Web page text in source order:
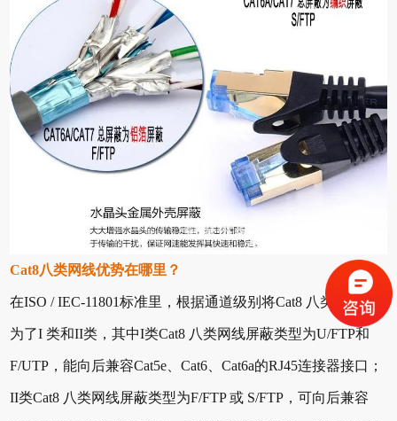
Cat8八类网线优势在哪里？
在ISO / IEC-11801标准里，根据通道级别将Cat8 八类网线分
为了I 类和II类，其中I类Cat8 八类网线屏蔽类型为U/FTP和
F/UTP，能向后兼容Cat5e、Cat6、Cat6a的RJ45连接器接口；
II类Cat8 八类网线屏蔽类型为F/FTP 或 S/FTP，可向后兼容